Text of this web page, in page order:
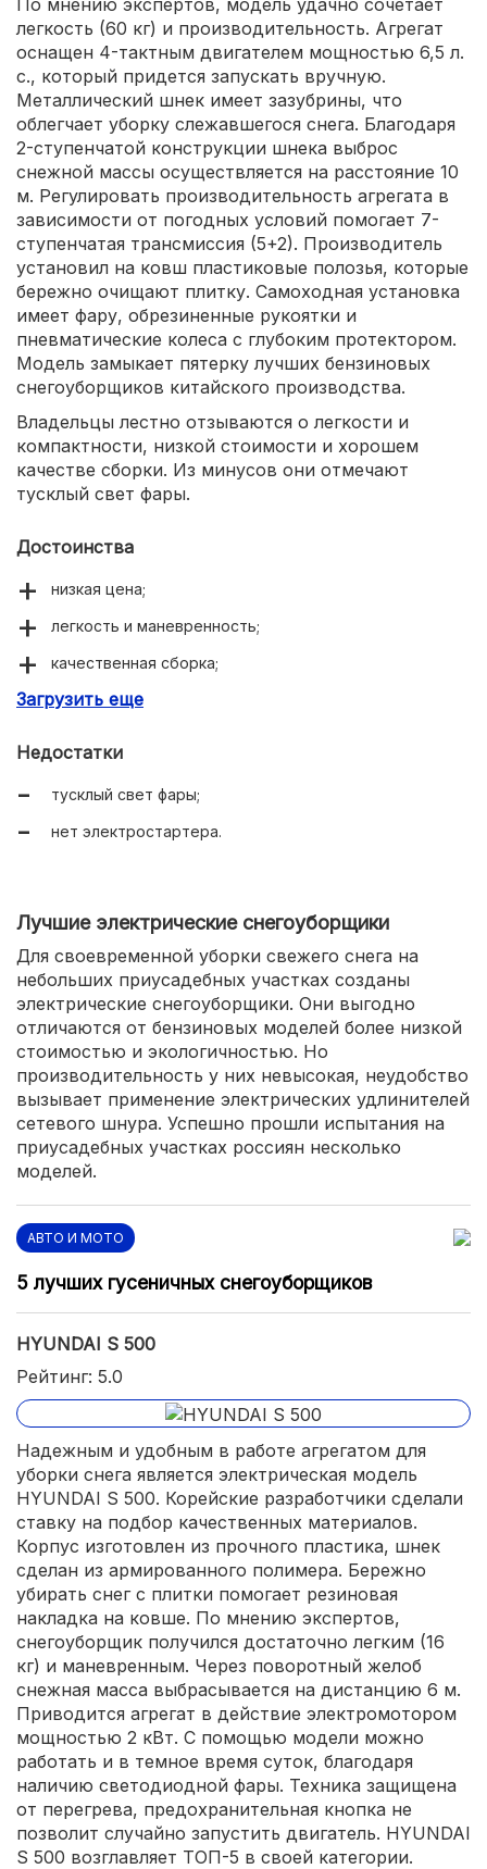
По мнению экспертов, модель удачно сочетает
легкость (60 кг) и производительность. Агрегат
оснащен 4-тактным двигателем мощностью 6,5 л.
с., который придется запускать вручную.
Металлический шнек имеет зазубрины, что
облегчает уборку слежавшегося снега. Благодаря
2-ступенчатой конструкции шнека выброс
снежной массы осуществляется на расстояние 10
м. Регулировать производительность агрегата в
зависимости от погодных условий помогает 7-
ступенчатая трансмиссия (5+2). Производитель
установил на ковш пластиковые полозья, которые
бережно очищают плитку. Самоходная установка
имеет фару, обрезиненные рукоятки и
пневматические колеса с глубоким протектором.
Модель замыкает пятерку лучших бензиновых
снегоуборщиков китайского производства.
Владельцы лестно отзываются о легкости и
компактности, низкой стоимости и хорошем
качестве сборки. Из минусов они отмечают
тусклый свет фары.
Достоинства
низкая цена;
легкость и маневренность;
качественная сборка;
мощный шнек.
Загрузить еще
Недостатки
тусклый свет фары;
нет электростартера.
Лучшие электрические снегоуборщики
Для своевременной уборки свежего снега на
небольших приусадебных участках созданы
электрические снегоуборщики. Они выгодно
отличаются от бензиновых моделей более низкой
стоимостью и экологичностью. Но
производительность у них невысокая, неудобство
вызывает применение электрических удлинителей
сетевого шнура. Успешно прошли испытания на
приусадебных участках россиян несколько
моделей.
АВТО И МОТО
5 лучших гусеничных снегоуборщиков
HYUNDAI S 500
Рейтинг: 5.0
Надежным и удобным в работе агрегатом для
уборки снега является электрическая модель
HYUNDAI S 500. Корейские разработчики сделали
ставку на подбор качественных материалов.
Корпус изготовлен из прочного пластика, шнек
сделан из армированного полимера. Бережно
убирать снег с плитки помогает резиновая
накладка на ковше. По мнению экспертов,
снегоуборщик получился достаточно легким (16
кг) и маневренным. Через поворотный желоб
снежная масса выбрасывается на дистанцию 6 м.
Приводится агрегат в действие электромотором
мощностью 2 кВт. С помощью модели можно
работать и в темное время суток, благодаря
наличию светодиодной фары. Техника защищена
от перегрева, предохранительная кнопка не
позволит случайно запустить двигатель. HYUNDAI
S 500 возглавляет ТОП-5 в своей категории.